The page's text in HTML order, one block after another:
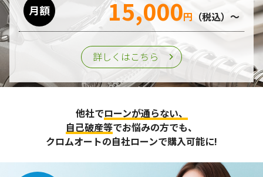
月額 15,000円 （税込）～
詳しくはこちら
他社でローンが通らない、
自己破産等でお悩みの方でも、
クロムオートの自社ローンで購入可能に!